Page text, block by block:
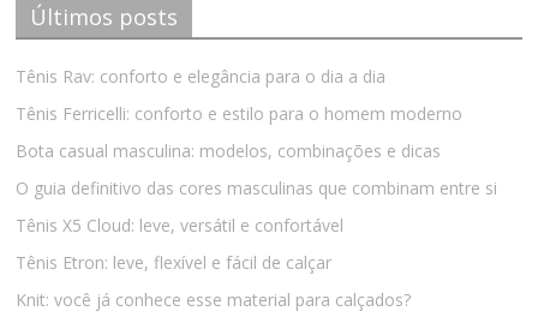
Últimos posts
Tênis Rav: conforto e elegância para o dia a dia
Tênis Ferricelli: conforto e estilo para o homem moderno
Bota casual masculina: modelos, combinações e dicas
O guia definitivo das cores masculinas que combinam entre si
Tênis X5 Cloud: leve, versátil e confortável
Tênis Etron: leve, flexível e fácil de calçar
Knit: você já conhece esse material para calçados?